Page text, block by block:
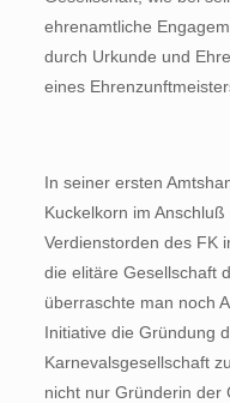
ehrenamtliche
durch Urkunde und
eines
In seiner ersten
Kuckelkorn im
Verdienstorden des FK
die elitäre Gesellschaft
überraschte man noch
Initiative die Gründung
Karnevalsgesellschaft
nicht nur Gründerin der